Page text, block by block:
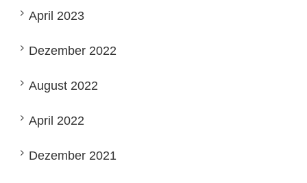
April 2023
Dezember 2022
August 2022
April 2022
Dezember 2021